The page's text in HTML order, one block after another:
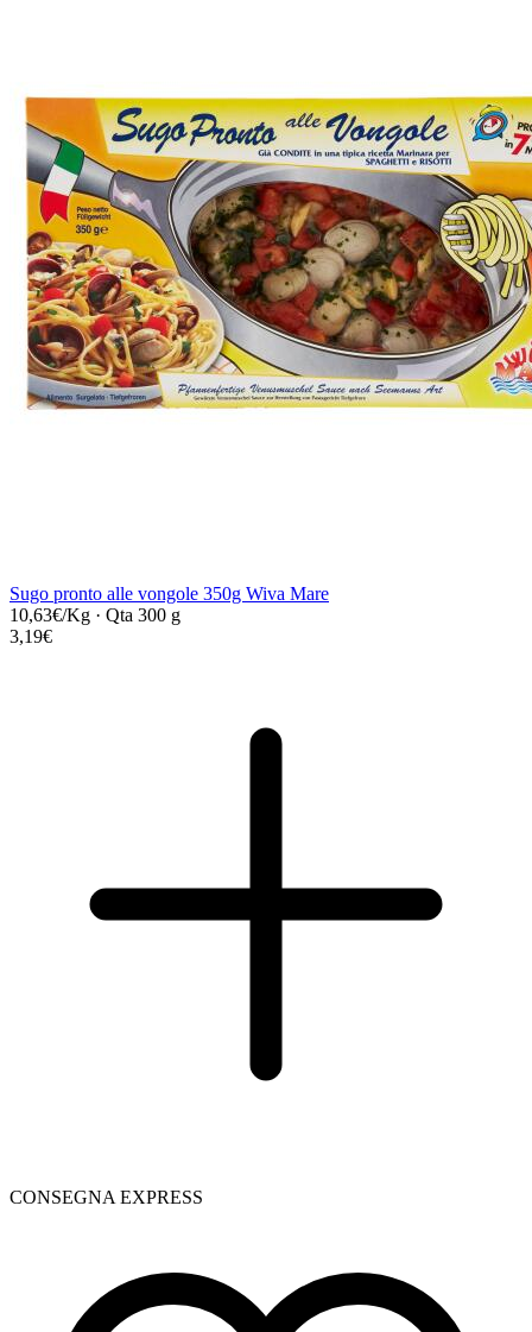
Sugo pronto alle vongole 350g Wiva Mare
10,63€/Kg · Qta 300 g
3,19€
CONSEGNA EXPRESS